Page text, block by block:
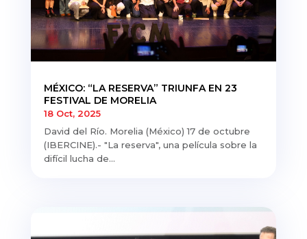
MÉXICO: “LA RESERVA” TRIUNFA EN 23
FESTIVAL DE MORELIA
18 Oct, 2025
David del Río. Morelia (México) 17 de octubre
(IBERCINE).- "La reserva", una película sobre la
difícil lucha de...